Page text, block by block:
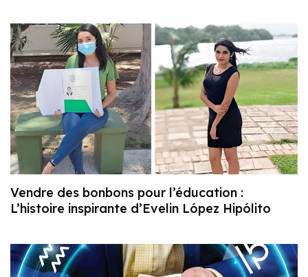
Vendre des bonbons pour l’éducation :
L’histoire inspirante d’Evelin López Hipólito